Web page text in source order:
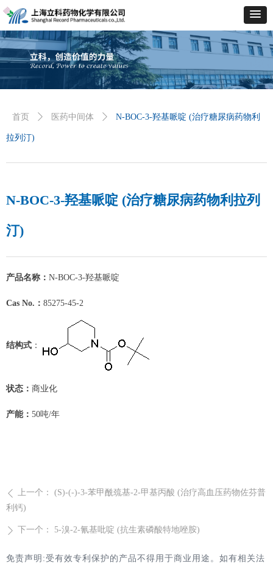
首页 ꄲ 医药中间体 ꄲ N-BOC-3-羟基哌啶 (治疗糖尿病药物利
拉列汀)
N-BOC-3-羟基哌啶 (治疗糖尿病药物利拉列
汀)
ꄴ 上一个：
(S)-(-)-3-苯甲酰巯基-2-甲基丙酸 (治疗高血压药物佐芬普
利钙)
ꄲ 下一个： 5-溴-2-氰基吡啶 (抗生素磷酸特地唑胺)
产品名称： N-BOC-3-羟基哌啶
Cas No.： 85275-45-2
结构式 ：
状态： 商业化
产能： 50吨/年
免责声明:受有效专利保护的产品不得用于商业用途。如有相关法